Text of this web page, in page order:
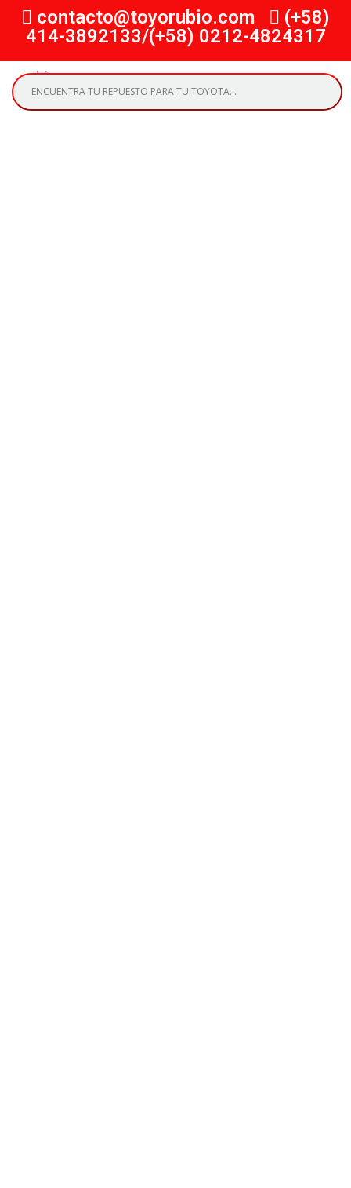
contacto@toyorubio.com
(+58)
414-3892133/(+58) 0212-4824317